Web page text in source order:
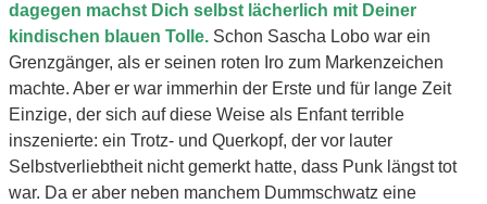
dagegen machst Dich selbst lächerlich mit Deiner
kindischen blauen Tolle. Schon Sascha Lobo war ein
Grenzgänger, als er seinen roten Iro zum Markenzeichen
machte. Aber er war immerhin der Erste und für lange Zeit
Einzige, der sich auf diese Weise als Enfant terrible
inszenierte: ein Trotz- und Querkopf, der vor lauter
Selbstverliebtheit nicht gemerkt hatte, dass Punk längst tot
war. Da er aber neben manchem Dummschwatz eine